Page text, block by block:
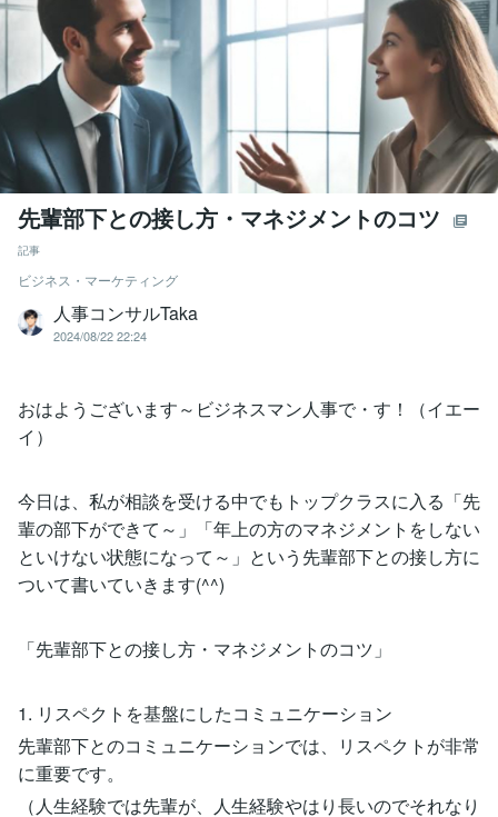
先輩部下との接し方・マネジメントのコツ
記事
ビジネス・マーケティング
人事コンサルTaka
2024/08/22 22:24
おはようございます～ビジネスマン人事で・す！（イエー
イ）
今日は、私が相談を受ける中でもトップクラスに入る「先
輩の部下ができて～」「年上の方のマネジメントをしない
といけない状態になって～」という先輩部下との接し方に
ついて書いていきます(^^)
「先輩部下との接し方・マネジメントのコツ」
1. リスペクトを基盤にしたコミュニケーション
先輩部下とのコミュニケーションでは、リスペクトが非常
に重要です。
（人生経験では先輩が、人生経験やはり長いのでそれなり